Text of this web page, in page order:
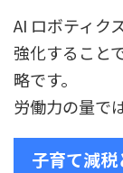
AI ロボティク
強化すること
略です。
労働力の量で
子育て減